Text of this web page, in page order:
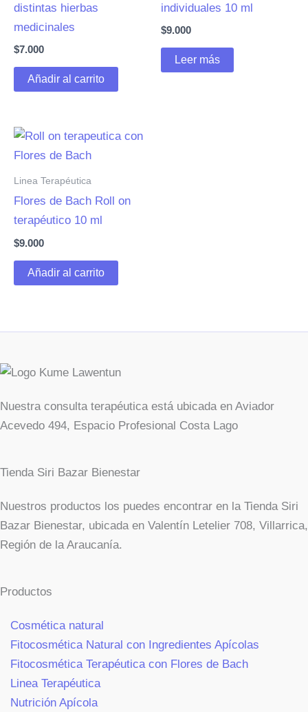
distintas hierbas
medicinales
$7.000
Añadir al carrito
individuales 10 ml
$9.000
Leer más
Linea Terapéutica
Flores de Bach Roll on
terapéutico 10 ml
$9.000
Añadir al carrito
Nuestra consulta terapéutica está ubicada en Aviador
Acevedo 494, Espacio Profesional Costa Lago
Tienda Siri Bazar Bienestar
Nuestros productos los puedes encontrar en la Tienda Siri
Bazar Bienestar, ubicada en Valentín Letelier 708, Villarrica,
Región de la Araucanía.
Productos
Cosmética natural
Fitocosmética Natural con Ingredientes Apícolas
Fitocosmética Terapéutica con Flores de Bach
Linea Terapéutica
Nutrición Apícola